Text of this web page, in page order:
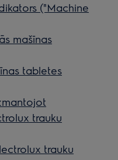
("Machine
mašīnas
tabletes
trauku
trauku